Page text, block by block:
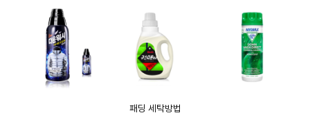
패딩 세탁방법